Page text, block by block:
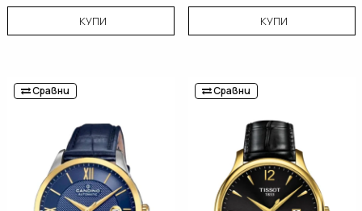
КУПИ КУПИ
Сравни Сравни